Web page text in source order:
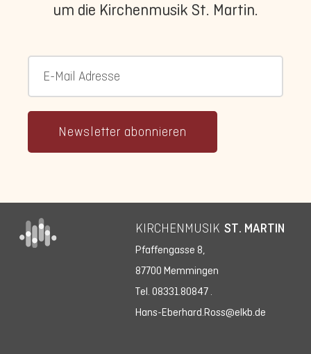
um die Kirchenmusik St. Martin.
Newsletter abonnieren
KIRCHENMUSIK ST. MARTIN
Pfaffengasse 8,
87700 Memmingen
Tel. 08331.80847
Hans-Eberhard.Ross@elkb.de